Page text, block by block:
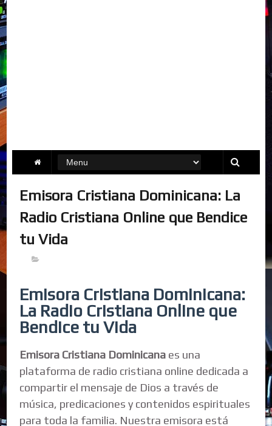
Emisora Cristiana Dominicana: La
Radio Cristiana Online que Bendice
tu Vida
Emisora Cristiana Dominicana:
La Radio Cristiana Online que
Bendice tu Vida
Emisora Cristiana Dominicana es una
plataforma de radio cristiana online dedicada a
compartir el mensaje de Dios a través de
música, predicaciones y contenidos espirituales
para toda la familia. Nuestra emisora está